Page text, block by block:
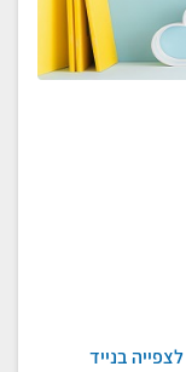
לצפייה בנייד